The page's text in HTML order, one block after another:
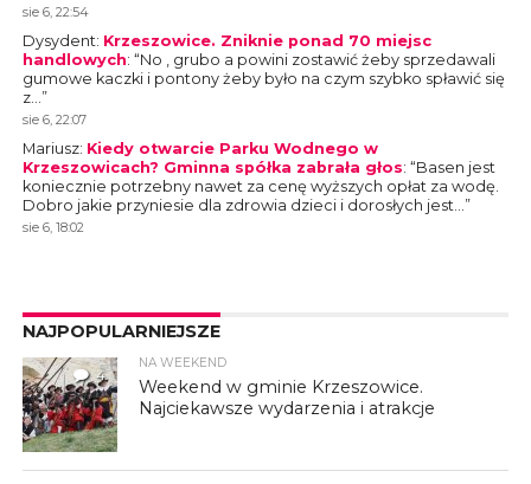
sie 6, 22:54
Dysydent: Krzeszowice. Zniknie ponad 70 miejsc
handlowych: “No , grubo a powini zostawić żeby sprzedawali
gumowe kaczki i pontony żeby było na czym szybko spławić się
z… ”
sie 6, 22:07
Mariusz: Kiedy otwarcie Parku Wodnego w
Krzeszowicach? Gminna spółka zabrała głos: “Basen jest
koniecznie potrzebny nawet za cenę wyższych opłat za wodę.
Dobro jakie przyniesie dla zdrowia dzieci i dorosłych jest… ”
sie 6, 18:02
NAJPOPULARNIEJSZE
4
NA WEEKEND
Weekend w gminie Krzeszowice.
Najciekawsze wydarzenia i atrakcje